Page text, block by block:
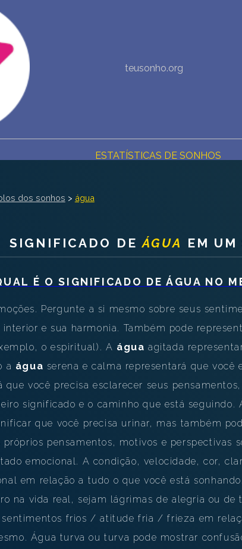
teusonho.org
DIÁRIO DOS SEUS SONHOS (0)
ESTATÍSTICAS DE SONHOS
PERGUNTAS FREQUENTES
POLÍTICA DE PRIVACIDADE
TERMOS DE USO
1
dos sonhos > água
SIGNIFICADO DEÁGUA EM UM
É O SIGNIFICADO DE ÁGUA NO
Pergunte a si mesmo sobre seus
e sua harmonia. Também pode
o espiritual). A água agitada
a água serena e calma representará que você
que você precisa esclarecer seus
significado e o caminho que está seguindo.
que você precisa urinar, mas também
próprios pensamentos, motivos e perspectivas
emocional. A condição, velocidade, cor,
em relação a tudo o que você está
na vida real, sejam lágrimas de alegria ou de
sentimentos frios / atitude fria / frieza em
Água turva ou turva pode mostrar